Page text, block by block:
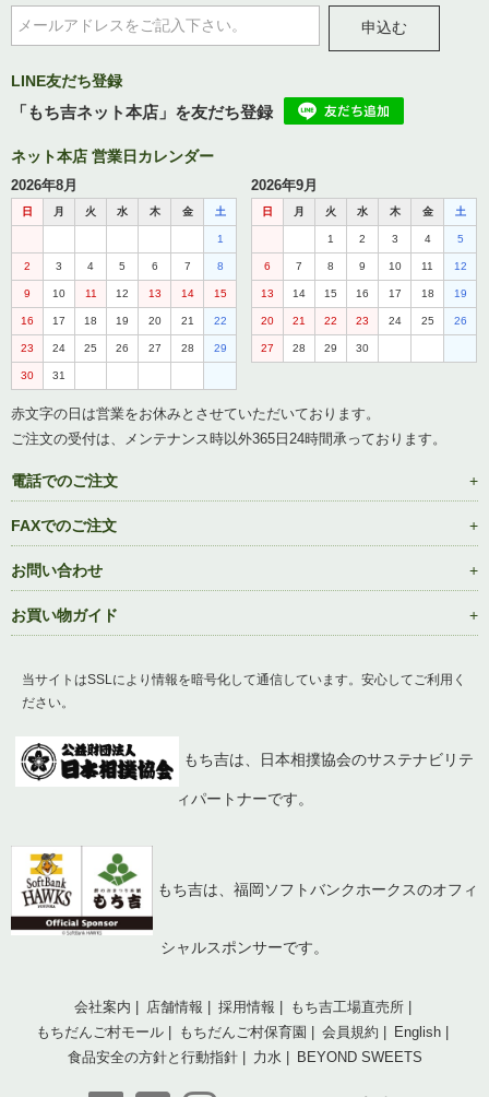
申込む
LINE友だち登録
「もち吉ネット本店」を友だち登録
ネット本店 営業日カレンダー
2026年8月
日 月 火 水 木 金 土
1
2 3 4 5 6 7 8
9 10 11 12 13 14 15
16 17 18 19 20 21 22
23 24 25 26 27 28 29
30 31
2026年9月
日 月 火 水 木 金 土
1 2 3 4 5
6 7 8 9 10 11 12
13 14 15 16 17 18 19
20 21 22 23 24 25 26
27 28 29 30
赤文字の日は営業をお休みとさせていただいております。
ご注文の受付は、メンテナンス時以外365日24時間承っております。
電話でのご注文
FAXでのご注文
お問い合わせ
お買い物ガイド
当サイトはSSLにより情報を暗号化して通信しています。安心してご利用く
ださい。
もち吉は、日本相撲協会のサステナビリテ
ィパートナーです。
もち吉は、福岡ソフトバンクホークスのオフィ
シャルスポンサーです。
会社案内 店舗情報 採用情報
もち吉工場直売所
もちだんご村モール
もちだんご村保育園 会員規約
English
食品安全の方針と行動指針
力水 BEYOND SWEETS